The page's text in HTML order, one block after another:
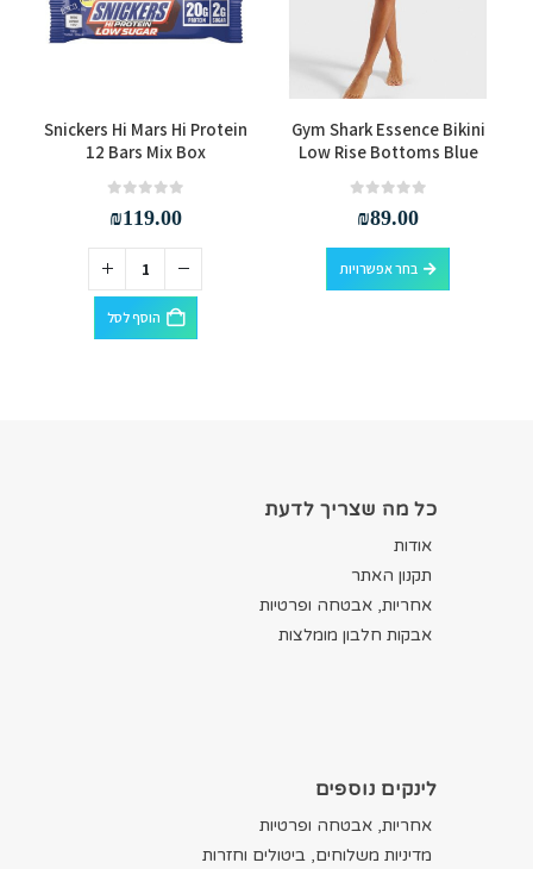
למוצר זה יש מספר סוגים. ניתן לבחור את האפשרויות בעמוד המוצר
Gym Shark Essence Bikini
Low Rise Bottoms Blue
₪89.00
בחר אפשרויות
למוצר זה יש מספר סוגים. ניתן לבחור את האפשרויות בעמוד המוצר
Snickers Hi Mars Hi Protein
12 Bars Mix Box
₪119.00
הוסף לסל
כל מה שצריך לדעת
אודות
תקנון האתר
אחריות, אבטחה ופרטיות
אבקות חלבון מומלצות
לינקים נוספים
אחריות, אבטחה ופרטיות
מדיניות משלוחים, ביטולים וחזרות